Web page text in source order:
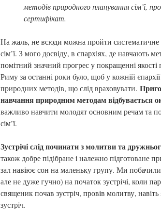
методів природного планування сім’ї,
сертифікат.
На жаль, не всюди можна пройти систематичне
сім’ї. З мого досвіду, в єпархіях, де навчають
помітний значний прогрес у покращенні
Риму за останні роки було, щоб у кожній
природних методів, що слід враховувати.
навчання природним методам відбувається
важливо навчити молодят основним речам та
сім’ї.
Зустрічі слід починати з молитви та
також добре підібране і належно підготоване
зал навіює сон на маленьку групу. Ми
але не дуже гучно) на початок зустрічі, коли
священик почав зустріч, провів молитву,
зустріч.